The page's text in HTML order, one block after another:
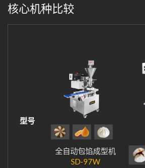
核心机种比较
型号
全自动包馅成型机
SD-97W